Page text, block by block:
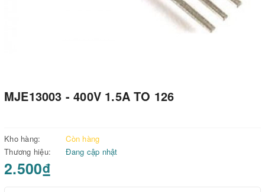
MJE13003 - 400V 1.5A TO 126
Kho hàng:
Còn hàng
Thương hiệu:
Đang cập nhật
2.500₫